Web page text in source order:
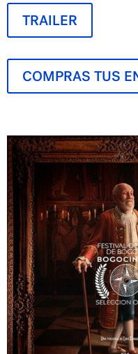
TRAILER
COMPRAS TUS